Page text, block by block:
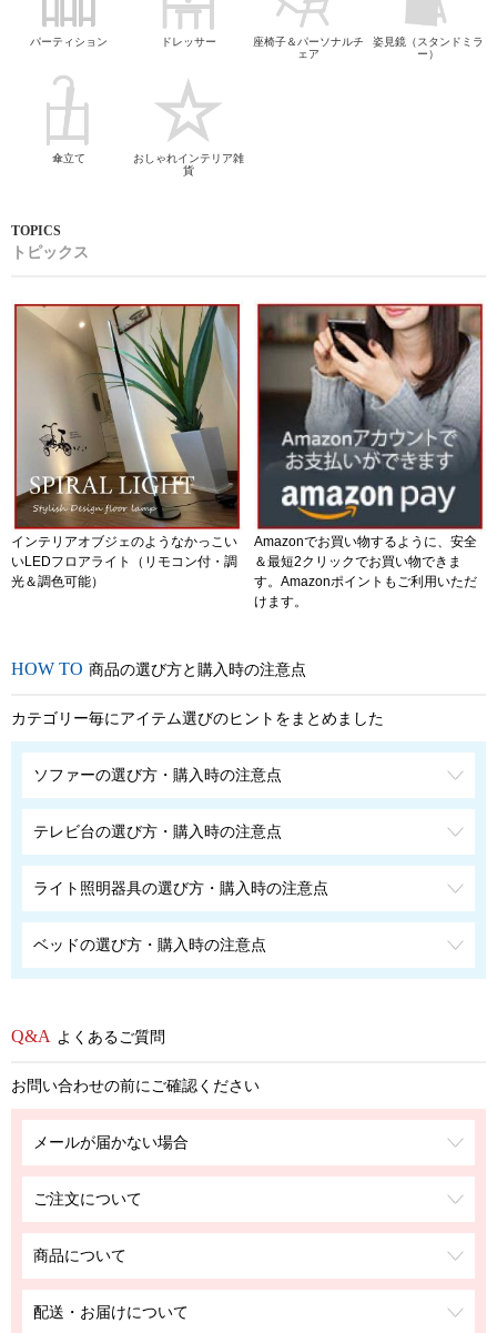
パーティション ドレッサー
座椅子＆パーソナルチ
ェア
姿見鏡（スタンドミラ
ー）
傘立て
おしゃれインテリア雑
貨
トピックス
インテリアオブジェのようなかっこい
いLEDフロアライト（リモコン付・調
光＆調色可能）
Amazonでお買い物するように、安全
＆最短2クリックでお買い物できま
す。Amazonポイントもご利用いただ
けます。
商品の選び方と購入時の注意点
カテゴリー毎にアイテム選びのヒントをまとめました
ソファーの選び方・購入時の注意点
テレビ台の選び方・購入時の注意点
ライト照明器具の選び方・購入時の注意点
ベッドの選び方・購入時の注意点
よくあるご質問
お問い合わせの前にご確認ください
メールが届かない場合
ご注文について
商品について
配送・お届けについて